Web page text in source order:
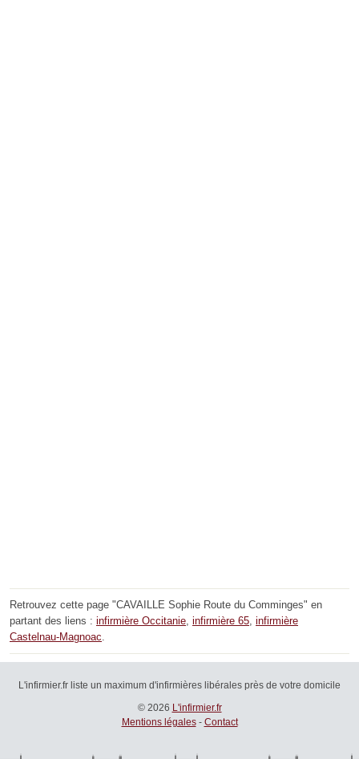
Retrouvez cette page "CAVAILLE Sophie Route du Comminges" en
partant des liens : infirmière Occitanie infirmière 65 infirmière
Castelnau-Magnoac
L'infirmier.fr liste un maximum d'infirmières libérales près de votre domicile
© 2026 L'infirmier.fr
Mentions légales- Contact